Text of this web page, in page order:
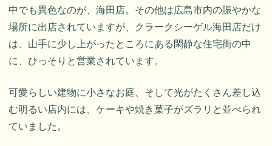
中でも異色なのが、海田店。その他は広島市内の賑やかな
場所に出店されていますが、クラークシーゲル海田店だけ
は、山手に少し上がったところにある閑静な住宅街の中
に、ひっそりと営業されています。
可愛らしい建物に小さなお庭、そして光がたくさん差し込
む明るい店内には、ケーキや焼き菓子がズラリと並べられ
ていました。